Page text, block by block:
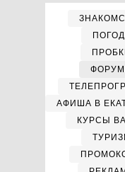
АФИША В
КУРСЫ